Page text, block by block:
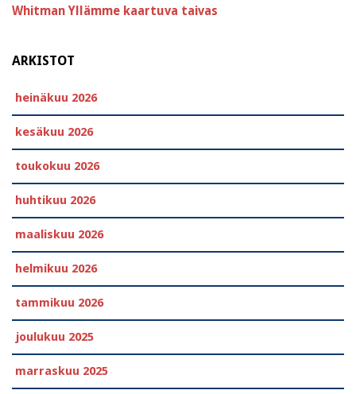
Whitman Yllämme kaartuva taivas
ARKISTOT
heinäkuu 2026
kesäkuu 2026
toukokuu 2026
huhtikuu 2026
maaliskuu 2026
helmikuu 2026
tammikuu 2026
joulukuu 2025
marraskuu 2025